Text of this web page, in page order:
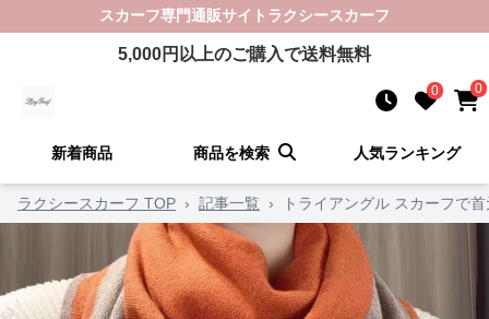
スカーフ専門通販サイト ラクシースカーフ
5,000円以上のご購入で送料無料
0 0
新着商品 商品を検索 人気ランキング
ラクシースカーフ TOP › 記事一覧 › トライアングル スカーフで